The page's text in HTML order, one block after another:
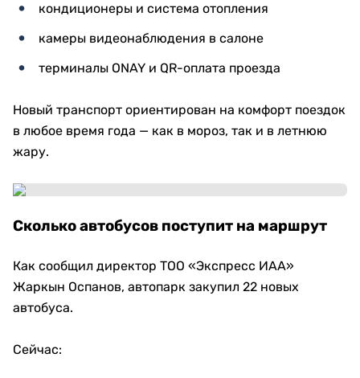
кондиционеры и система отопления
камеры видеонаблюдения в салоне
терминалы ONAY и QR-оплата проезда
Новый транспорт ориентирован на комфорт поездок
в любое время года — как в мороз, так и в летнюю
жару.
Сколько автобусов поступит на маршрут
Как сообщил директор ТОО «Экспресс ИАА»
Жаркын Оспанов, автопарк закупил 22 новых
автобуса.
Сейчас: